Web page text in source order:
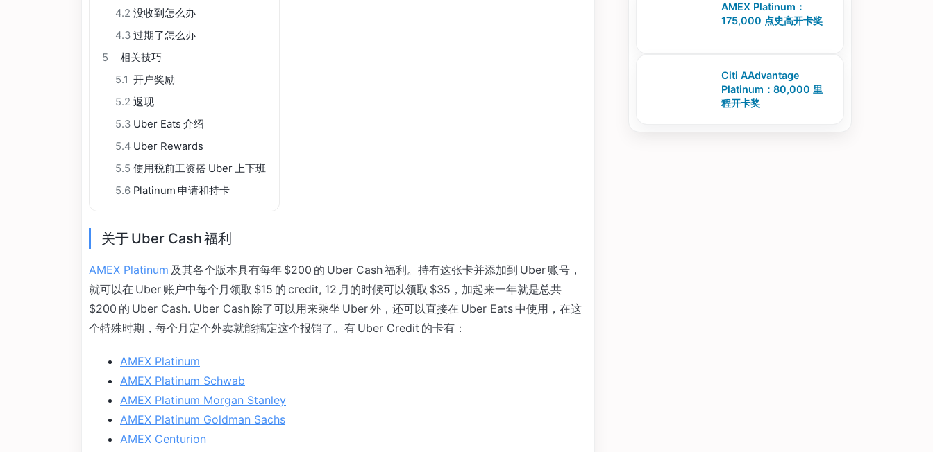
4.2 没收到怎么办
4.3 过期了怎么办
5
相关技巧
5.1 开户奖励
5.2 返现
5.3 Uber Eats 介绍
5.4 Uber Rewards
5.5 使用税前工资搭 Uber 上下班
5.6 Platinum 申请和持卡
关于 Uber Cash 福利
AMEX Platinum 及其各个版本具有每年 $200 的 Uber Cash 福利。持有这张卡并添加到 Uber 账号，
就可以在 Uber 账户中每个月领取 $15 的 credit, 12 月的时候可以领取 $35，加起来一年就是总共
$200 的 Uber Cash. Uber Cash 除了可以用来乘坐 Uber 外，还可以直接在 Uber Eats 中使用，在这
个特殊时期，每个月定个外卖就能搞定这个报销了。有 Uber Credit 的卡有：
AMEX Platinum
AMEX Platinum Schwab
AMEX Platinum Morgan Stanley
AMEX Platinum Goldman Sachs
AMEX Centurion
AMEX Platinum：
175,000 点史高开卡奖
Citi AAdvantage
Platinum：80,000 里
程开卡奖